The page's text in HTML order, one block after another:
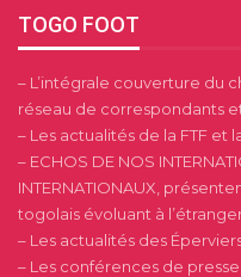
TOGO FOOT
– L’intégrale couverture du
réseau de correspondants
– Les actualités de la FTF et
– ECHOS DE NOS
INTERNATIONAUX,
togolais évoluant à
– Les actualités des
– Les conférences de